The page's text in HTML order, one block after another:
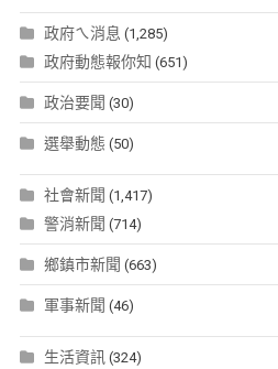
政府ㄟ消息 (1,285)
政府動態報你知 (651)
政治要聞 (30)
選舉動態 (50)
社會新聞 (1,417)
警消新聞 (714)
鄉鎮市新聞 (663)
軍事新聞 (46)
生活資訊 (324)